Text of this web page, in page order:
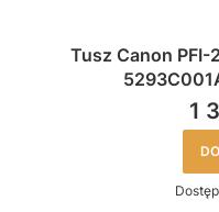
Tusz Canon PFI-
1